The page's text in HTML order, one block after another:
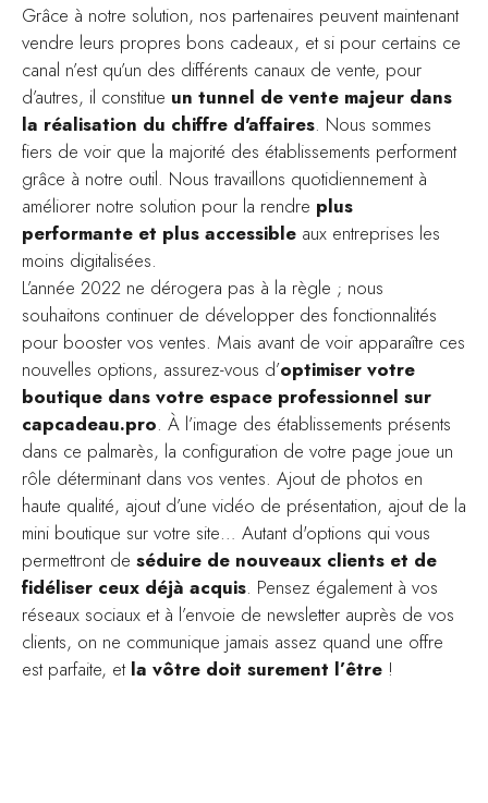
Grâce à notre solution, nos partenaires peuvent maintenant
vendre leurs propres bons cadeaux, et si pour certains ce
canal n’est qu’un des différents canaux de vente, pour
d’autres, il constitue un tunnel de vente majeur dans
la réalisation du chiffre d'affaires. Nous sommes
fiers de voir que la majorité des établissements performent
grâce à notre outil. Nous travaillons quotidiennement à
améliorer notre solution pour la rendre plus
performante et plus accessible aux entreprises les
moins digitalisées.
L’année 2022 ne dérogera pas à la règle ; nous
souhaitons continuer de développer des fonctionnalités
pour booster vos ventes. Mais avant de voir apparaître ces
nouvelles options, assurez-vous d’optimiser votre
boutique dans votre espace professionnel sur
capcadeau.pro. À l’image des établissements présents
dans ce palmarès, la configuration de votre page joue un
rôle déterminant dans vos ventes. Ajout de photos en
haute qualité, ajout d’une vidéo de présentation, ajout de la
mini boutique sur votre site… Autant d'options qui vous
permettront de séduire de nouveaux clients et de
fidéliser ceux déjà acquis. Pensez également à vos
réseaux sociaux et à l’envoie de newsletter auprès de vos
clients, on ne communique jamais assez quand une offre
est parfaite, et la vôtre doit surement l’être !